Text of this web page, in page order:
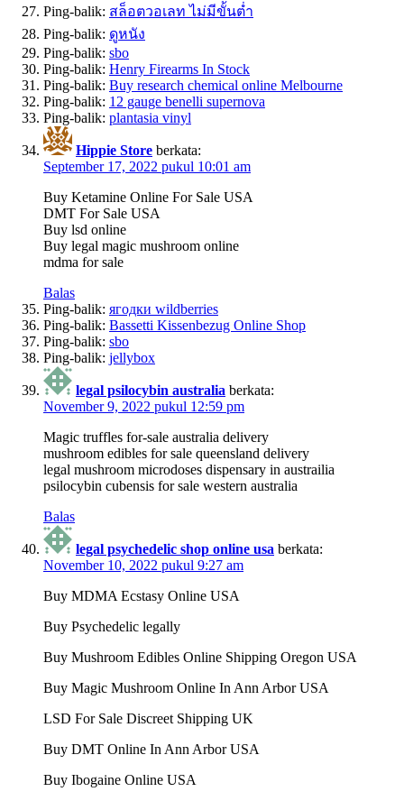
Ping-balik: สล็อตวอเลท ไม่มีขั้นต่ำ
Ping-balik: ดูหนัง
Ping-balik: sbo
Ping-balik: Henry Firearms In Stock
Ping-balik: Buy research chemical online Melbourne
Ping-balik: 12 gauge benelli supernova
Ping-balik: plantasia vinyl
Hippie Store berkata:
September 17, 2022 pukul 10:01 am
Buy Ketamine Online For Sale USA
DMT For Sale USA
Buy lsd online
Buy legal magic mushroom online
mdma for sale
Balas
Ping-balik: ягодки wildberries
Ping-balik: Bassetti Kissenbezug Online Shop
Ping-balik: sbo
Ping-balik: jellybox
legal psilocybin australia berkata:
November 9, 2022 pukul 12:59 pm
Magic truffles for-sale australia delivery
mushroom edibles for sale queensland delivery
legal mushroom microdoses dispensary in austrailia
psilocybin cubensis for sale western australia
Balas
legal psychedelic shop online usa berkata:
November 10, 2022 pukul 9:27 am
Buy MDMA Ecstasy Online USA
Buy Psychedelic legally
Buy Mushroom Edibles Online Shipping Oregon USA
Buy Magic Mushroom Online In Ann Arbor USA
LSD For Sale Discreet Shipping UK
Buy DMT Online In Ann Arbor USA
Buy Ibogaine Online USA